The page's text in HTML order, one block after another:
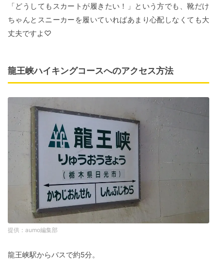
「どうしてもスカートが履きたい！」という方でも、靴だけ
ちゃんとスニーカーを履いていればあまり心配しなくても大
丈夫ですよ♡
龍王峡ハイキングコースへのアクセス方法
aumo編集部
龍王峡駅からバスで約5分。